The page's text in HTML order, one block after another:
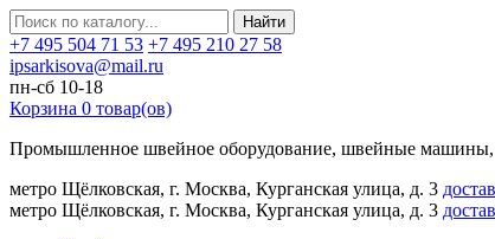
Найти
+7 495 504 71 53 +7 495 210 27 58
ipsarkisova@mail.ru
пн-сб 10-18
Корзина 0 товар(ов)
Промышленное швейное оборудование, швейные машины,
метро Щёлковская, г. Москва, Курганская улица, д. 3
метро Щёлковская, г. Москва, Курганская улица, д. 3